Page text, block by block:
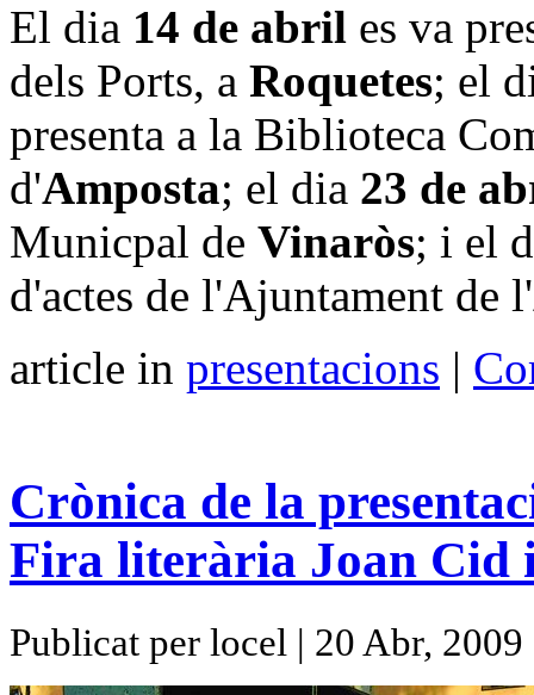
El dia 14 de abril es va
dels Ports, a Roquetes; el
presenta a la Biblioteca
d'Amposta; el dia 23 de
Municpal de Vinaròs; i el
d'actes de l'Ajuntament de l'
article in presentacions |
Crònica de la
Fira literària Joan Cid
Publicat per locel | 20 Abr, 2009